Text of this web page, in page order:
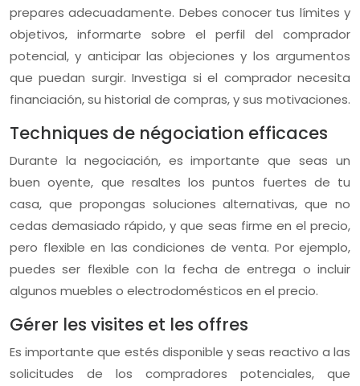
prepares adecuadamente. Debes conocer tus límites y
objetivos, informarte sobre el perfil del comprador
potencial, y anticipar las objeciones y los argumentos
que puedan surgir. Investiga si el comprador necesita
financiación, su historial de compras, y sus motivaciones.
Techniques de négociation efficaces
Durante la negociación, es importante que seas un
buen oyente, que resaltes los puntos fuertes de tu
casa, que propongas soluciones alternativas, que no
cedas demasiado rápido, y que seas firme en el precio,
pero flexible en las condiciones de venta. Por ejemplo,
puedes ser flexible con la fecha de entrega o incluir
algunos muebles o electrodomésticos en el precio.
Gérer les visites et les offres
Es importante que estés disponible y seas reactivo a las
solicitudes de los compradores potenciales, que